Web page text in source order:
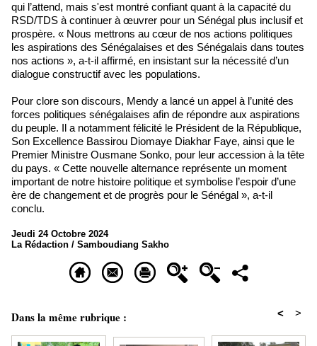
qui l’attend, mais s'est montré confiant quant à la capacité du
RSD/TDS à continuer à œuvrer pour un Sénégal plus inclusif et
prospère. « Nous mettrons au cœur de nos actions politiques
les aspirations des Sénégalaises et des Sénégalais dans toutes
nos actions », a-t-il affirmé, en insistant sur la nécessité d’un
dialogue constructif avec les populations.
Pour clore son discours, Mendy a lancé un appel à l’unité des
forces politiques sénégalaises afin de répondre aux aspirations
du peuple. Il a notamment félicité le Président de la République,
Son Excellence Bassirou Diomaye Diakhar Faye, ainsi que le
Premier Ministre Ousmane Sonko, pour leur accession à la tête
du pays. « Cette nouvelle alternance représente un moment
important de notre histoire politique et symbolise l’espoir d’une
ère de changement et de progrès pour le Sénégal », a-t-il
conclu.
Jeudi 24 Octobre 2024
La Rédaction / Samboudiang Sakho
Dans la même rubrique : < >